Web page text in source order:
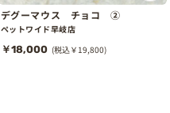
デグーマウス チョコ ②
ペットワイド早岐店
￥18,000 (税込￥19,800)